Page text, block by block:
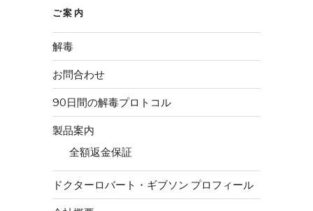
ご案内
解毒
お問合わせ
90日間の解毒プロトコル
製品案内
全額返金保証
ドクターロバート・ギブソン プロフィール